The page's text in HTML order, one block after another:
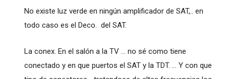
No existe luz verde en ningún amplificador de SAT,.. en
todo caso es el Deco. del SAT.
La conex. En el salón a la TV ... no sé como tiene
conectado y en que puertos el SAT y la TDT. ... Y con que